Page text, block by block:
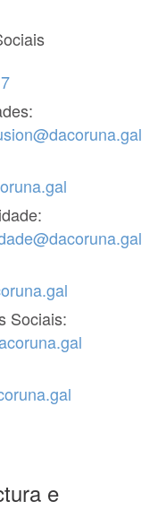
Sociais:
e